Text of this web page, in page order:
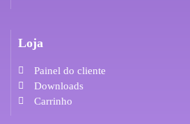
Loja
Painel do cliente
Downloads
Carrinho